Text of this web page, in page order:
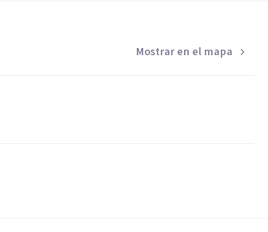
Mostrar en el mapa